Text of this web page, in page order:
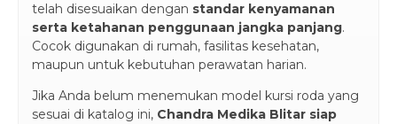
telah disesuaikan dengan standar kenyamanan
serta ketahanan penggunaan jangka panjang.
Cocok digunakan di rumah, fasilitas kesehatan,
maupun untuk kebutuhan perawatan harian.
Jika Anda belum menemukan model kursi roda yang
sesuai di katalog ini, Chandra Medika Blitar siap